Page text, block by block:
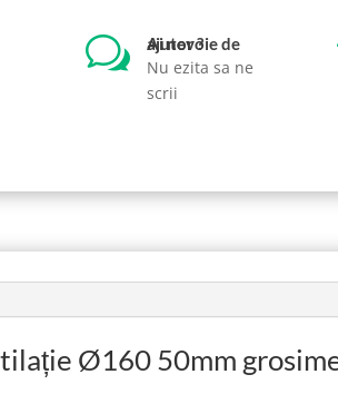
ventilație
Ø160
w Ai nevoie de ajutor ?
Nu ezita sa ne
scrii
Ø160 50mm